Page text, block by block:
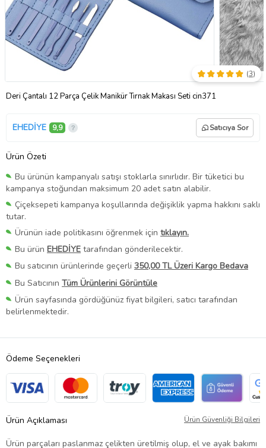
Deri Çantalı 12 Parça Çelik Manikür Tırnak Makası Seti cin371
(3)
EHEDİYE 9,9 Satıcıya Sor
Ürün Özeti
Bu ürünün kampanyalı satışı stoklarla sınırlıdır. Bir tüketici bu
kampanya stoğundan maksimum 20 adet satın alabilir.
Çiçeksepeti kampanya koşullarında değişiklik yapma hakkını saklı
tutar.
Ürünün iade politikasını öğrenmek için tıklayın.
Bu ürün EHEDİYE tarafından gönderilecektir.
Bu satıcının ürünlerinde geçerli 350,00 TL Üzeri Kargo Bedava
Bu Satıcının Tüm Ürünlerini Görüntüle
Ürün sayfasında gördüğünüz fiyat bilgileri, satıcı tarafından
belirlenmektedir.
Ödeme Seçenekleri
Ürün Açıklaması Ürün Güvenliği Bilgileri
Ürün parçaları paslanmaz çelikten üretilmiş olup, el ve ayak bakımı